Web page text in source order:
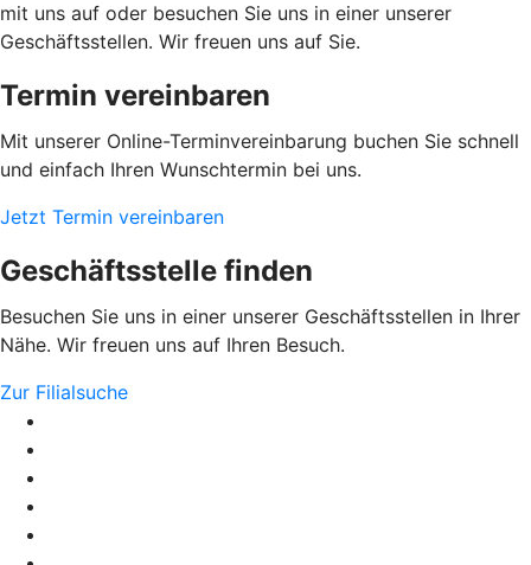
mit uns auf oder besuchen Sie uns in einer unserer
Geschäftsstellen. Wir freuen uns auf Sie.
Termin vereinbaren
Mit unserer Online-Terminvereinbarung buchen Sie schnell
und einfach Ihren Wunschtermin bei uns.
Jetzt Termin vereinbaren
Geschäftsstelle finden
Besuchen Sie uns in einer unserer Geschäftsstellen in Ihrer
Nähe. Wir freuen uns auf Ihren Besuch.
Zur Filialsuche